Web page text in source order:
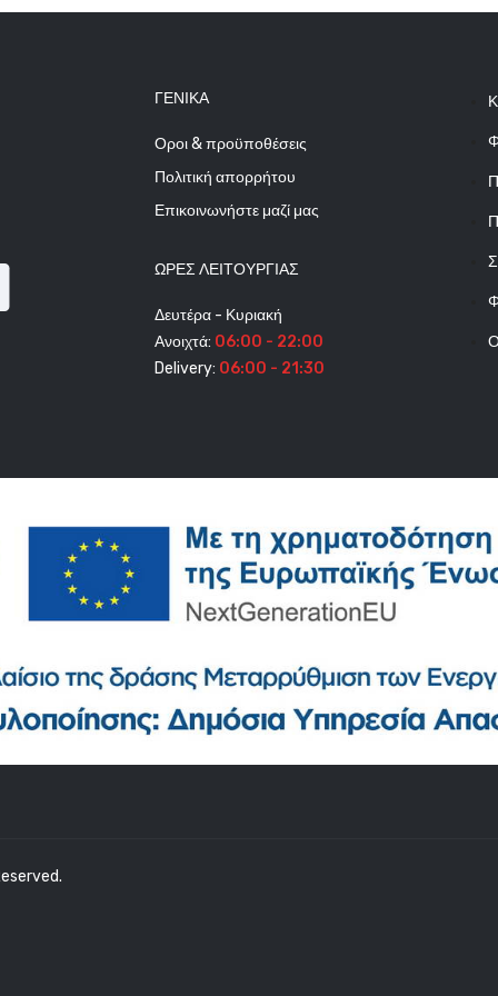
ΓΕΝΙΚΆ
Οροι & προϋποθέσεις
Πολιτική απορρήτου
Επικοινωνήστε μαζί μας
ΩΡΕΣ ΛΕΙΤΟΥΡΓΊΑΣ
Δευτέρα - Κυριακή
Ανοιχτά: 06:00 - 22:00
Delivery: 06:00 - 21:30